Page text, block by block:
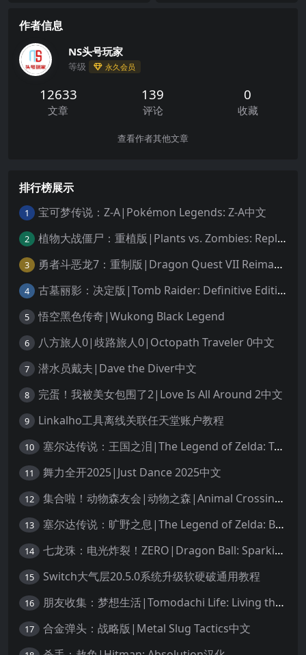
作者信息
NS头号玩家
等级 永久会员
12633
文章
139
评论
0
收藏
查看作者其他文章
排行榜展示
1 宝可梦传说：Z-A|Pokémon Legends: Z-A中文
2 植物大战僵尸：重植版|Plants vs. Zombies: Replanted中文
3 勇者斗恶龙7：重制版|Dragon Quest VII Reimagined中文
4 古墓丽影：决定版|Tomb Raider: Definitive Edition中文
5 悟空黑色传奇|Wukong Black Legend
6 八方旅人0|歧路旅人0|Octopath Traveler 0中文
7 潜水员戴夫|Dave the Diver中文
8 完蛋！我被美女包围了2|Love Is All Around 2中文
9 Linkalho工具离线关联任天堂账户教程
10 塞尔达传说：王国之泪|The Legend of Zelda: Tears of the Kingdom中文
11 舞力全开2025|Just Dance 2025中文
12 集合啦！动物森友会|动物之森|Animal Crossing: New Horizons中文
13 塞尔达传说：旷野之息|The Legend of Zelda: Breath of the Wild中文
14 七龙珠：电光炸裂！ZERO|Dragon Ball: Sparking! Zero中文
15 Switch大气层20.5.0系统升级软硬破通用教程
16 朋友收集：梦想生活|Tomodachi Life: Living the Dream中文
17 合金弹头：战略版|Metal Slug Tactics中文